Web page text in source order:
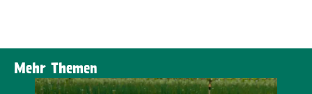
Mehr Themen
MEHR ZUM THEMA ERFAHREN